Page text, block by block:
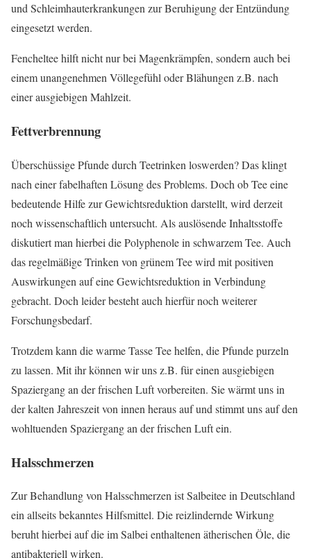
und Schleimhauterkrankungen zur Beruhigung der Entzündung
eingesetzt werden.
Fencheltee hilft nicht nur bei Magenkrämpfen, sondern auch bei
einem unangenehmen Völlegefühl oder Blähungen z.B. nach
einer ausgiebigen Mahlzeit.
Fettverbrennung
Überschüssige Pfunde durch Teetrinken loswerden? Das klingt
nach einer fabelhaften Lösung des Problems. Doch ob Tee eine
bedeutende Hilfe zur Gewichtsreduktion darstellt, wird derzeit
noch wissenschaftlich untersucht. Als auslösende Inhaltsstoffe
diskutiert man hierbei die Polyphenole in schwarzem Tee. Auch
das regelmäßige Trinken von grünem Tee wird mit positiven
Auswirkungen auf eine Gewichtsreduktion in Verbindung
gebracht. Doch leider besteht auch hierfür noch weiterer
Forschungsbedarf.
Trotzdem kann die warme Tasse Tee helfen, die Pfunde purzeln
zu lassen. Mit ihr können wir uns z.B. für einen ausgiebigen
Spaziergang an der frischen Luft vorbereiten. Sie wärmt uns in
der kalten Jahreszeit von innen heraus auf und stimmt uns auf den
wohltuenden Spaziergang an der frischen Luft ein.
Halsschmerzen
Zur Behandlung von Halsschmerzen ist Salbeitee in Deutschland
ein allseits bekanntes Hilfsmittel. Die reizlindernde Wirkung
beruht hierbei auf die im Salbei enthaltenen ätherischen Öle, die
antibakteriell wirken.